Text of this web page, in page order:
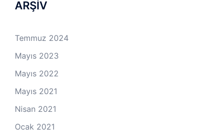
ARŞİV
Temmuz 2024
Mayıs 2023
Mayıs 2022
Mayıs 2021
Nisan 2021
Ocak 2021